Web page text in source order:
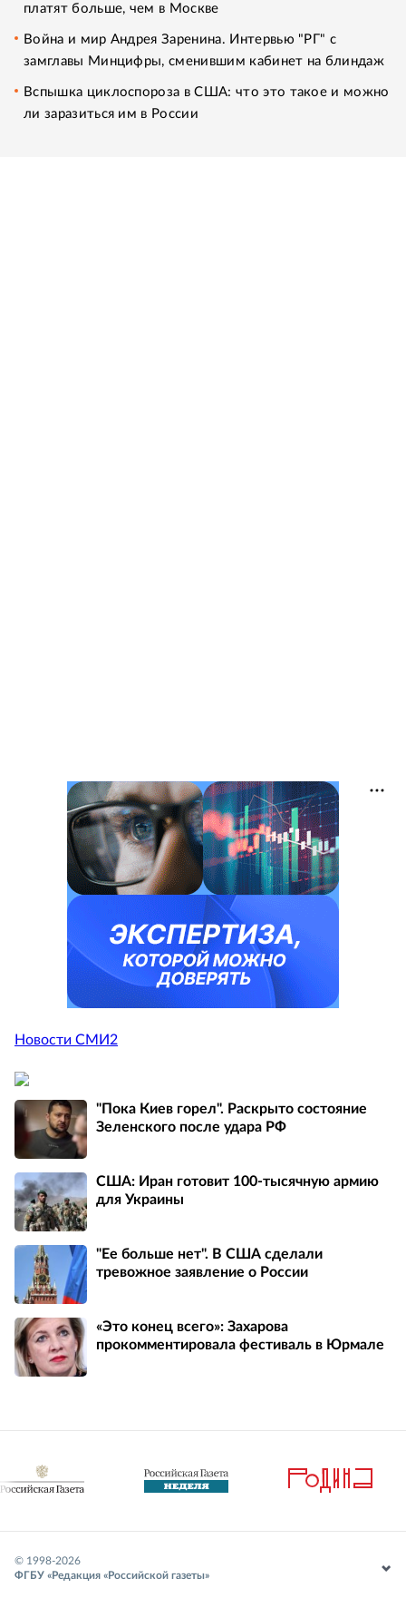
платят больше, чем в Москве
Война и мир Андрея Заренина. Интервью "РГ" с
замглавы Минцифры, сменившим кабинет на блиндаж
Вспышка циклоспороза в США: что это такое и можно
ли заразиться им в России
Новости СМИ2
"Пока Киев горел". Раскрыто состояние
Зеленского после удара РФ
США: Иран готовит 100-тысячную армию
для Украины
"Ее больше нет". В США сделали
тревожное заявление о России
«Это конец всего»: Захарова
прокомментировала фестиваль в Юрмале
© 1998-2026
ФГБУ «Редакция «Российской газеты»